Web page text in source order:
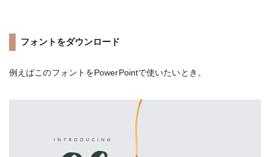
フォントをダウンロード
例えばこのフォントをPowerPointで使いたいとき。